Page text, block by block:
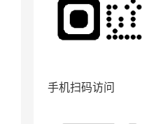
手机扫码访问